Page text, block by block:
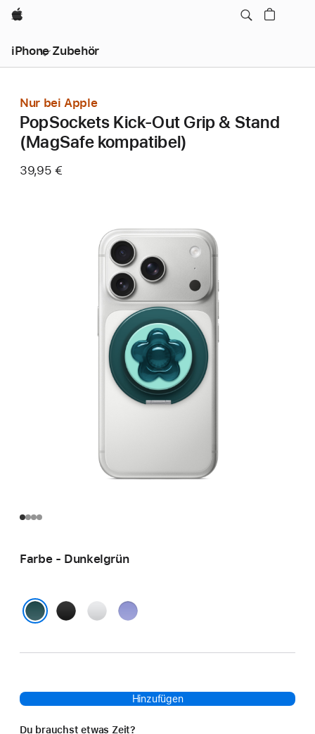
Apple
iPhone Zubehör
Nur bei Apple
PopSockets Kick-Out Grip & Stand
(MagSafe kompatibel)
39,95 €
Farbe - Dunkelgrün
SchwarzTransparentMehrfarbig
Hinzufügen
Du brauchst etwas Zeit?